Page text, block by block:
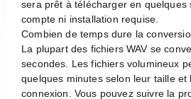
sera prêt à télécharger en
compte ni installation requise.
Combien de temps dure la
La plupart des fichiers WAV se
secondes. Les fichiers volumineux
quelques minutes selon leur taille et
connexion. Vous pouvez suivre la